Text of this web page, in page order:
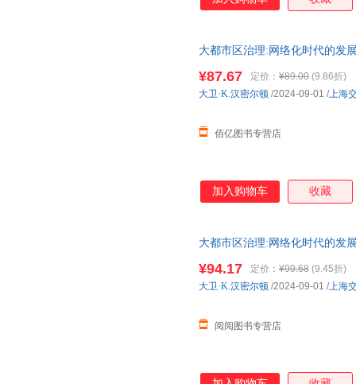
大都市区治理:网络化时代的发
¥87.67 定价： ¥89.00 (9.86折)
佰亿图书专营店
大卫·K.汉密尔顿 /2024-09-01 /上海
加入购物车 收藏
大都市区治理:网络化时代的发
¥94.17 定价： ¥99.68 (9.45折)
阅阅图书专营店
大卫·K.汉密尔顿 /2024-09-01 /上海